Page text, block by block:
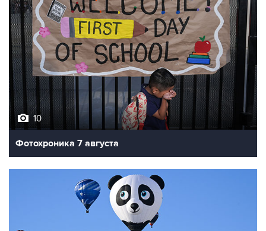
10
Фотохроника 7 августа